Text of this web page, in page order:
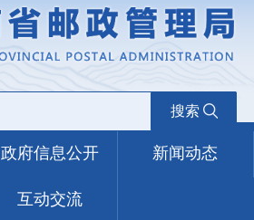
搜索
政府信息公开 新闻动态
互动交流